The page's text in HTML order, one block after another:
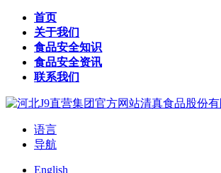
首页
关于我们
食品安全知识
食品安全资讯
联系我们
语言
导航
English